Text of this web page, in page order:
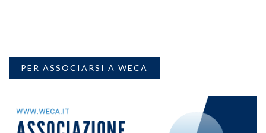
PER ASSOCIARSI A WECA